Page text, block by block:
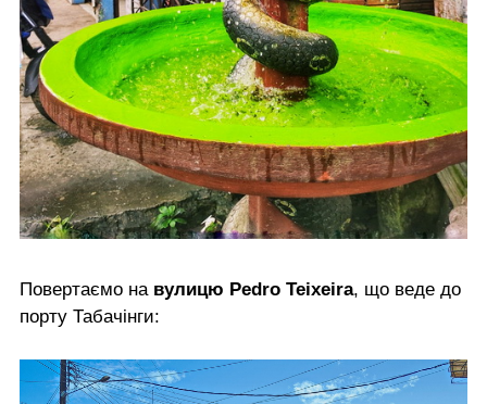
Повертаємо на вулицю Pedro Teixeira, що веде до
порту Табачінги: